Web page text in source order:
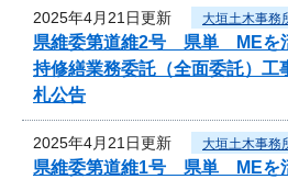
2025年4月21日更新 大垣土木事務
県維委第道維2号 県単 MEを
持修繕業務委託（全面委託）工
札公告
2025年4月21日更新 大垣土木事務
県維委第道維1号 県単 MEを